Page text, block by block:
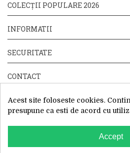
COLECȚII POPULARE 2026
INFORMATII
SECURITATE
CONTACT
Website operat de: Primavara in dar
Com: J2025066115002, Sediu
Acest site foloseste cookies.
presupune ca esti de acord cu
Accept